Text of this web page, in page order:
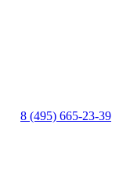
8 (495) 665-23-39